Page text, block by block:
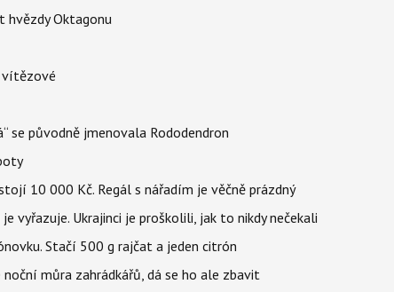
hvězdy Oktagonu
vítězové
se původně jmenovala Rododendron
10 000 Kč. Regál s nářadím je věčně prázdný
vyřazuje. Ukrajinci je proškolili, jak to nikdy nečekali
Stačí 500 g rajčat a jeden citrón
můra zahrádkářů, dá se ho ale zbavit